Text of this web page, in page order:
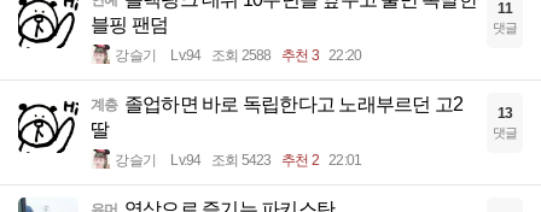
블핑 팬덤
강슬기 Lv.94 조회 2588 추천 3 22:20
11
댓글
계층 졸업하면 바로 독립한다고 노래부르던 고2
딸
강슬기 Lv.94 조회 5423 추천 2 22:01
13
댓글